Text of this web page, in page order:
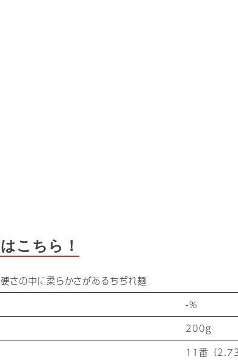
こちら！
さの中に柔らかさがあるちぢれ麺
-%
200g
11番（